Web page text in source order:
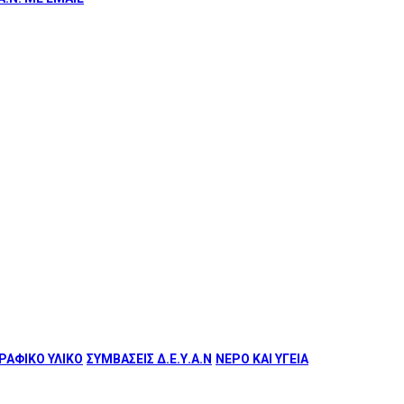
ΥΛΙΚΟ ΣΥΜΒΑΣΕΙΣ Δ.Ε.Υ.Α.Ν ΝΕΡΟ ΚΑΙ ΥΓΕΙΑ